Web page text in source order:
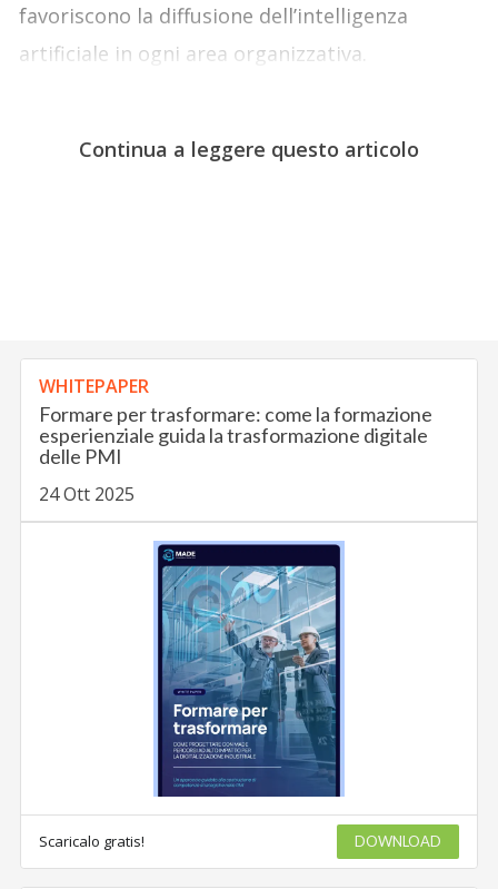
favoriscono la diffusione dell’intelligenza
artificiale in ogni area organizzativa.
Continua a leggere questo articolo
WHITEPAPER
Formare per trasformare: come la formazione
esperienziale guida la trasformazione digitale
delle PMI
24 Ott 2025
Scaricalo gratis! DOWNLOAD